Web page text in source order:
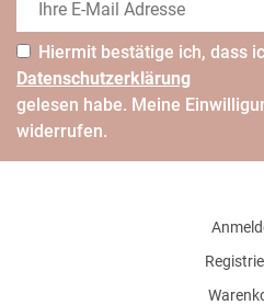
Hiermit bestätige ich, dass
Daten­schutz­erklärung
gelesen habe. Meine
widerrufen.